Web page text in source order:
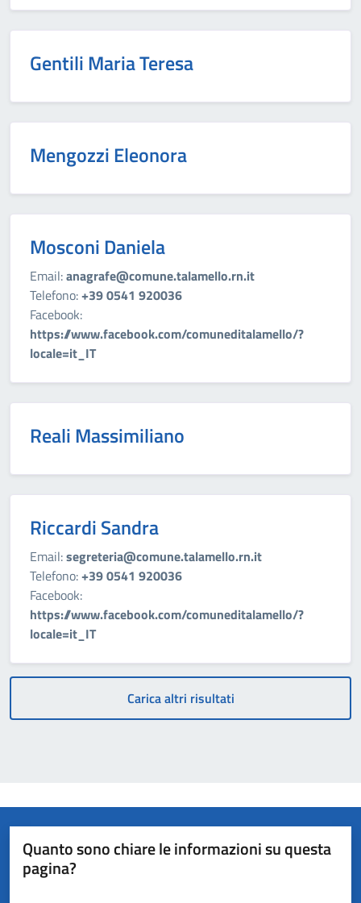
Gentili Maria Teresa
Mengozzi Eleonora
Mosconi Daniela
Email:anagrafe@comune.talamello.rn.it
Telefono:+39 0541 920036
Facebook:
https://www.facebook.com/comuneditalamello/?
locale=it_IT
Reali Massimiliano
Riccardi Sandra
Email:segreteria@comune.talamello.rn.it
Telefono:+39 0541 920036
Facebook:
https://www.facebook.com/comuneditalamello/?
locale=it_IT
Carica altri risultati
Quanto sono chiare le informazioni su questa
pagina?